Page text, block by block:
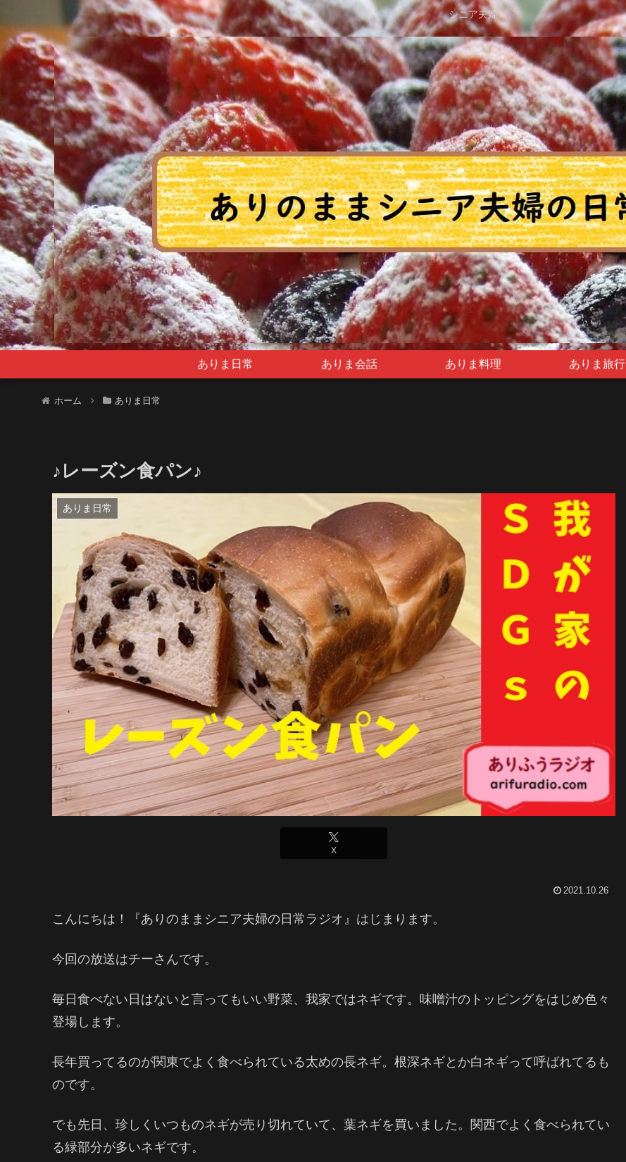
シニア夫婦
ありま日常 ありま会話 ありま料理 ありま旅行
ホーム ありま日常
♪レーズン食パン♪
ありま日常
X
2021.10.26
こんにちは！『ありのままシニア夫婦の日常ラジオ』はじまります。
今回の放送はチーさんです。
毎日食べない日はないと言ってもいい野菜、我家ではネギです。味噌汁のトッピングをはじめ色々
登場します。
長年買ってるのが関東でよく食べられている太めの長ネギ。根深ネギとか白ネギって呼ばれてるも
のです。
でも先日、珍しくいつものネギが売り切れていて、葉ネギを買いました。関西でよく食べられてい
る緑部分が多いネギです。